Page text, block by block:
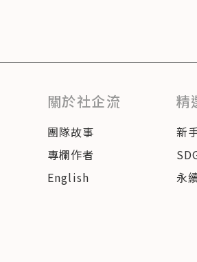
關於社企流
團隊故事
專欄作者
English
精
新
永